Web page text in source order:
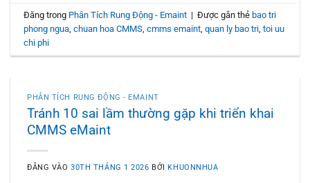
Đăng trong Phân Tích Rung Động - Emaint | Được gắn thẻ bao tri
phong ngua ,chuan hoa CMMS ,cmms emaint ,quan ly bao tri ,toi uu
chi phi
PHÂN TÍCH RUNG ĐỘNG - EMAINT
Tránh 10 sai lầm thường gặp khi triển khai
CMMS eMaint
ĐĂNG VÀO30TH THÁNG 1 2026 BỞIKHUONNHUA